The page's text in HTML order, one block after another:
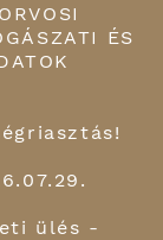
ÉS
ülés -